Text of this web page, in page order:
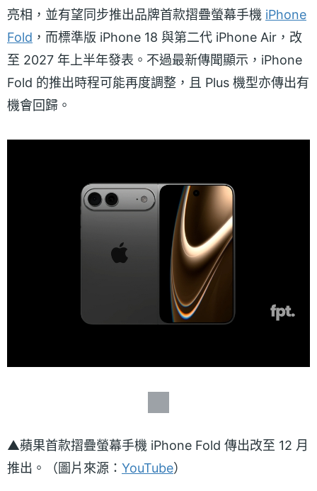
亮相，並有望同步推出品牌首款摺疊螢幕手機 iPhone
Fold ，而標準版 iPhone 18 與第二代 iPhone Air，改
至 2027 年上半年發表。不過最新傳聞顯示，iPhone
Fold 的推出時程可能再度調整，且 Plus 機型亦傳出有
機會回歸。
▲蘋果首款摺疊螢幕手機 iPhone Fold 傳出改至 12 月
推出。（圖片來源： YouTube）